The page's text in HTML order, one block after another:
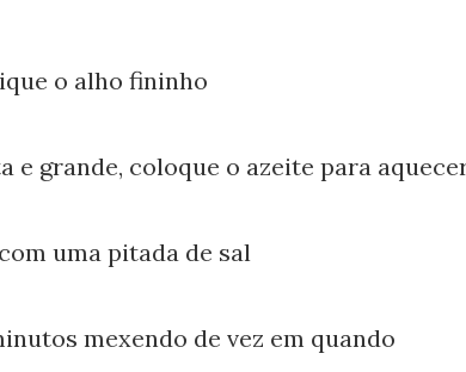
o alho fininho
grande, coloque o azeite para
uma pitada de sal
mexendo de vez em quando